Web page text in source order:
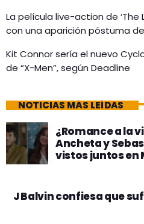
La película live-action de ‘The
con una aparición póstuma
Kit Connor sería el nuevo
de “X-Men”, según Deadline
NOTICIAS MÁS LEÍDAS
¿Romance a la
Ancheta y
vistos juntos en
J Balvin confiesa que